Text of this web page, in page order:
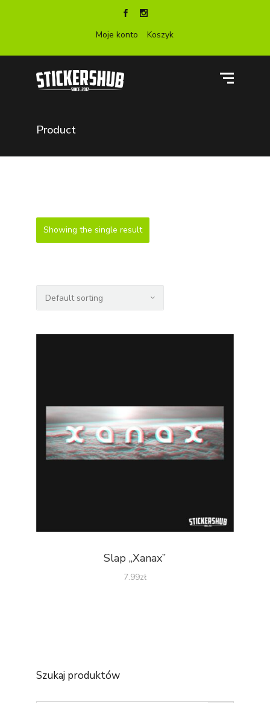
Moje konto Koszyk
Product
Showing the single result
Slap „Xanax”
7.99zł
Szukaj produktów